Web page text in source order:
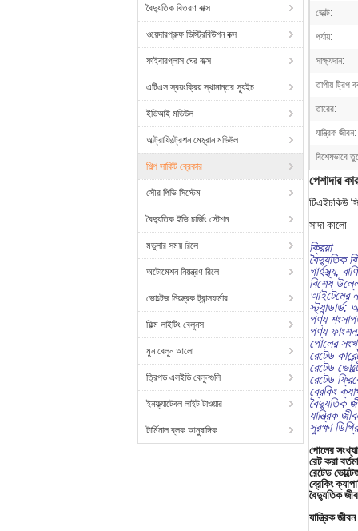
বৈদ্যুতিক বিতরণ বাক্স
ওয়েদারপ্রুফ ডিস্ট্রিবিউশন বক্স
ফাইবারগ্লাস ঘের বাক্স
এটিএস স্বয়ংক্রিয় স্থানান্তর স্যুইচ
ইডিআই মডিউল
আল্ট্রাফিল্ট্রেশন মেম্ব্রান মডিউল
শিল্প সার্কিট ব্রেকার
সৌর পিভি সিস্টেম
বৈদ্যুতিক ইভি চার্জিং স্টেশন
মডুলার সময় রিলে
অটোমেশন নিয়ন্ত্রণ রিলে
ভোল্টেজ নিয়ন্ত্রক ট্রান্সফর্মার
ফিল্ম লাইটিং বেলুনস
মুন বেলুন আলো
ত্রিপড এলইডি বেলুনগুলি
ইনফ্ল্যাটেবল লাইট টাওয়ার
টার্মিনাল ব্লক আনুষাঙ্গিক
ভোল্ট:
পর্যায়:
সাক্ষ্যদান:
তাপীয় ট্রিপ
তারের:
যান্ত্রিক জীবন:
বিশেষভাবে
পেশাদার
টিএইচকিউ
সাদা কালো
ক্রিয়া
বৈদ্যুতিক
গার্হস্থ্য,
বিশেষ
আইটেমের
পণ্য
পণ্য ফাংশন:
পোলের
রেটেড
রেটেড
রেটেড
ব্রেকিং
বৈদ্যুতিক
যান্ত্রিক
সুরক্ষা
পোলের সংখ্যা
রেট করা
রেটেড
ব্রেকিং
বৈদ্যুতিক
যান্ত্রিক